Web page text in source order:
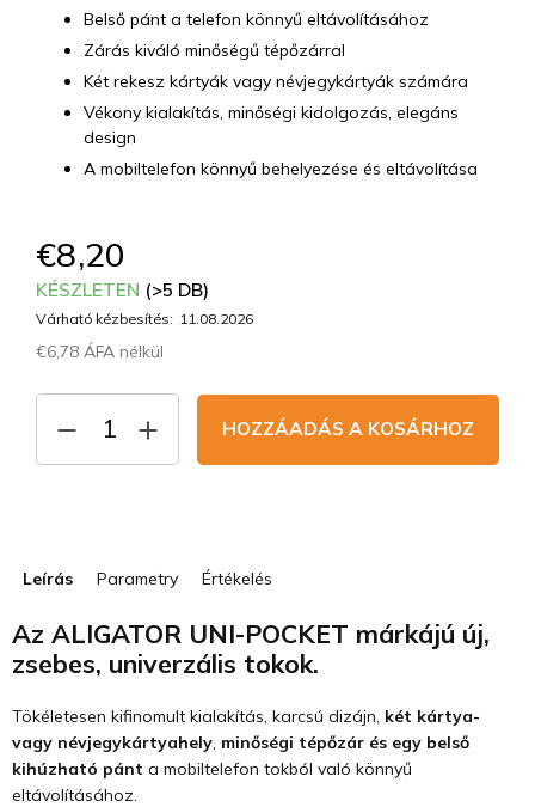
€8,20
KÉSZLETEN (>5 DB)
Várható kézbesítés: 11.08.2026
€6,78 ÁFA nélkül
HOZZÁADÁS A KOSÁRHOZ
Belső pánt a telefon könnyű eltávolításához
Zárás kiváló minőségű tépőzárral
Két rekesz kártyák vagy névjegykártyák számára
Vékony kialakítás, minőségi kidolgozás, elegáns
design
A mobiltelefon könnyű behelyezése és eltávolítása
Leírás Parametry Értékelés
Az ALIGATOR UNI-POCKET márkájú új,
zsebes, univerzális tokok.
Tökéletesen kifinomult kialakítás, karcsú dizájn, két kártya-
vagy névjegykártyahely, minőségi tépőzár és egy belső
kihúzható pánt a mobiltelefon tokból való könnyű
eltávolításához.